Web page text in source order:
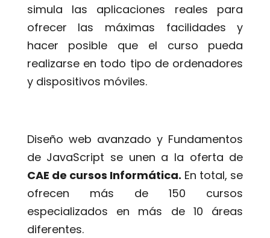
simula las aplicaciones reales para
ofrecer las máximas facilidades y
hacer posible que el curso pueda
realizarse en todo tipo de ordenadores
y dispositivos móviles.
Diseño web avanzado y Fundamentos
de JavaScript se unen a la oferta de
CAE de cursos Informática. En total, se
ofrecen más de 150 cursos
especializados en más de 10 áreas
diferentes.